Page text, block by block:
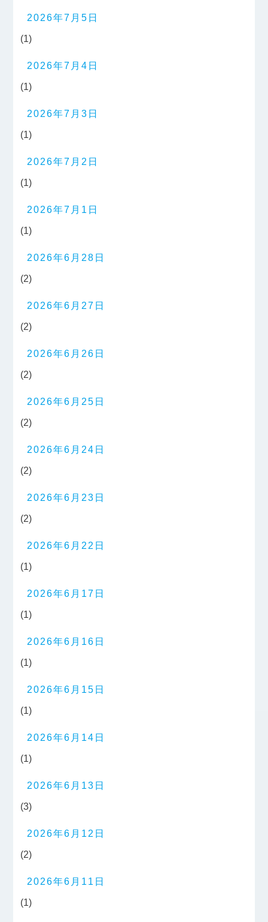
2026年7月5日
(1)
2026年7月4日
(1)
2026年7月3日
(1)
2026年7月2日
(1)
2026年7月1日
(1)
2026年6月28日
(2)
2026年6月27日
(2)
2026年6月26日
(2)
2026年6月25日
(2)
2026年6月24日
(2)
2026年6月23日
(2)
2026年6月22日
(1)
2026年6月17日
(1)
2026年6月16日
(1)
2026年6月15日
(1)
2026年6月14日
(1)
2026年6月13日
(3)
2026年6月12日
(2)
2026年6月11日
(1)